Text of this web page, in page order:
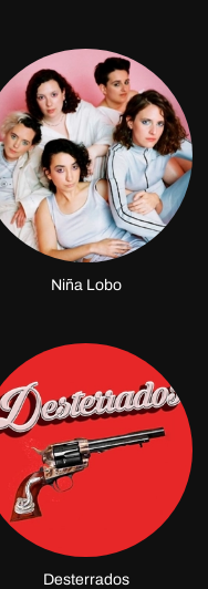
Niña Lobo
Desterrados